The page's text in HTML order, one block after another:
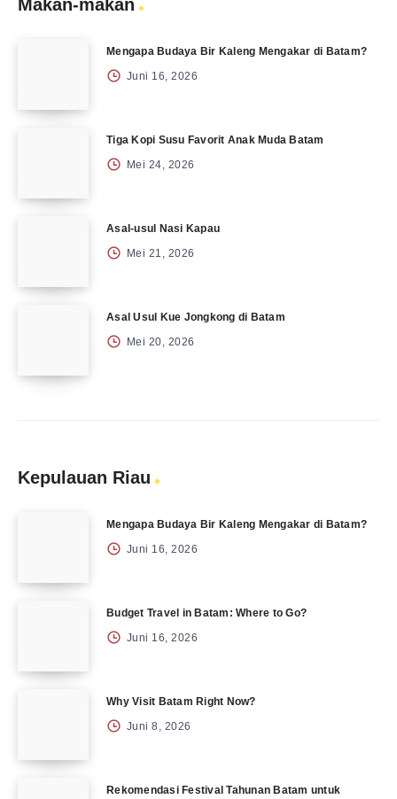
Makan-makan
Mengapa Budaya Bir Kaleng Mengakar di Batam?
Juni 16, 2026
Tiga Kopi Susu Favorit Anak Muda Batam
Mei 24, 2026
Asal-usul Nasi Kapau
Mei 21, 2026
Asal Usul Kue Jongkong di Batam
Mei 20, 2026
Kepulauan Riau
Mengapa Budaya Bir Kaleng Mengakar di Batam?
Juni 16, 2026
Budget Travel in Batam: Where to Go?
Juni 16, 2026
Why Visit Batam Right Now?
Juni 8, 2026
Rekomendasi Festival Tahunan Batam untuk